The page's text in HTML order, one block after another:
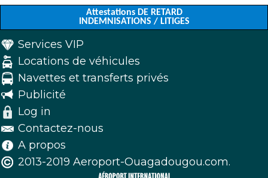
Attestations DE RETARD
INDEMNISATIONS / LITIGES
Services VIP
Locations de véhicules
Navettes et transferts privés
Publicité
Log in
Contactez-nous
A propos
2013-2019 Aeroport-Ouagadougou.com.